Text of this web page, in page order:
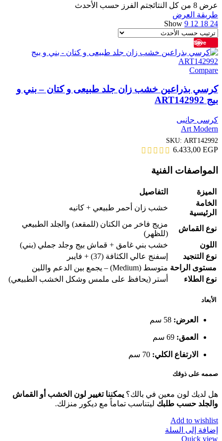
عرض ⁦8⁩ من كل النتائج
تم الفرز حسب الأحدث
طريقة العرض
Show 9 12 18 24
Save
Compare
كرسي بذراعين خشب زان جلد طبيعى و كتان – بني و
بيج ART142992
كرسى جانبى
Art Modern
SKU: ART142992
6.433,00 EGP
المواصفات الفنية
الميزة
التفاصيل
الخامة
الرئيسية
خشب زان أحمر طبيعي + كانيه
نوع القماش
مزيج فاخر من الكتان (للمقعد) والجلد الطبيعي
(للظهر)
اللون
خشب بني غامق + قماش بيج وجلد جملي (بني)
نوع التنجيد
إسفنج عالي الكثافة (37) + فايبر
مستوى الراحة متوسط (Medium) – يجمع بين الدعم واللين
نوع الطلاء
أستر (يحافظ على ملمس وشكل الخشب الطبيعي)
الأبعاد
العرض:
العمق:
الارتفاع الكلي:
صممه على ذوقك
هل لديك لون معين في بالك؟ يمكننا تغيير لون الخشب أو القماش
والجلد حسب طلبك ليتناسب تماماً مع ديكور منزلك.
Add to wishlist
إضافة إلى السلة
Quick view